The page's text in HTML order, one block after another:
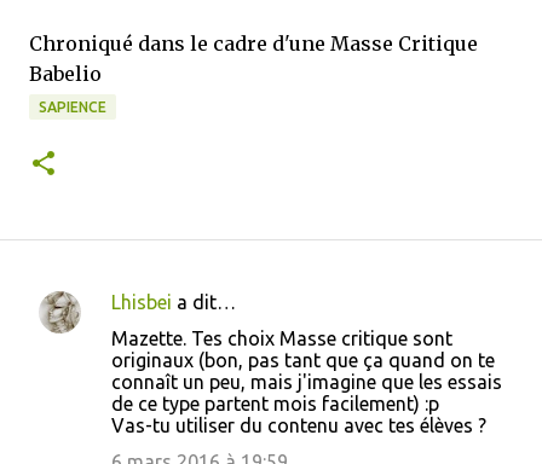
Chroniqué dans le cadre d'une Masse Critique
Babelio
SAPIENCE
C
Lhisbei a dit…
Mazette. Tes choix Masse critique sont
originaux (bon, pas tant que ça quand on te
connaît un peu, mais j'imagine que les essais
de ce type partent mois facilement) :p
Vas-tu utiliser du contenu avec tes élèves ?